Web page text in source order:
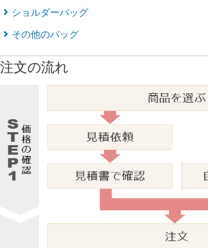
ショルダーバッグ
その他のバッグ
注文の流れ